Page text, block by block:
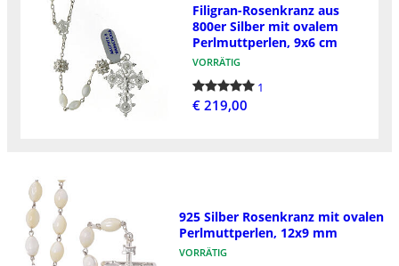
Filigran-Rosenkranz aus
800er Silber mit ovalem
Perlmuttperlen, 9x6 cm
VORRÄTIG
1
€ 219,00
925 Silber Rosenkranz mit ovalen
Perlmuttperlen, 12x9 mm
VORRÄTIG